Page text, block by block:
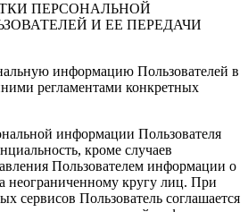
ПЕРСОНАЛЬНОЙ
И ЕЕ ПЕРЕДАЧИ
информацию Пользователей в
регламентами конкретных
информации Пользователя
кроме случаев
Пользователем информации о
неограниченному кругу лиц. При
сервисов Пользователь соглашается